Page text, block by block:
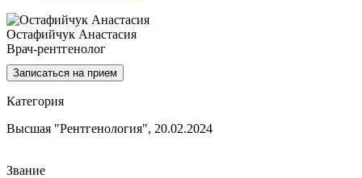
Остафийчук Анастасия
Врач-рентгенолог
Записаться на прием
Категория
Высшая "Рентгенология", 20.02.2024
Звание